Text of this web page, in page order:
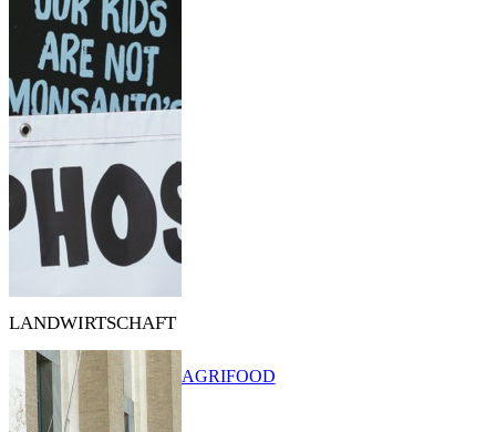
LANDWIRTSCHAFT
AGRIFOOD